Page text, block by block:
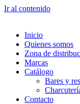
Ir al contenido
Inicio
Quienes somos
Zona de
Marcas
Catálogo
Bares y
Contacto